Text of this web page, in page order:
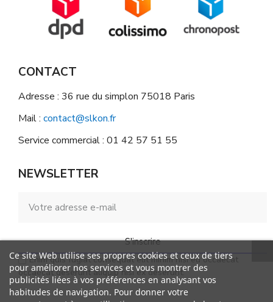
Ce site Web utilise ses propres cookies et ceux de tiers
pour améliorer nos services et vous montrer des
publicités liées à vos préférences en analysant vos
habitudes de navigation. Pour donner votre
CONTACT
Adresse : 36 rue du simplon 75018 Paris
Mail : contact@slkon.fr
Service commercial : 01 42 57 51 55
NEWSLETTER
S'inscrire
Enim quis fugiat consequat elit minim nisi eu occaecat
occaecat deserunt aliquip nisi ex deserunt.